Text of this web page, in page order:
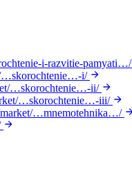
i-razvitie-pamyati…/
…skorochtenie…-i/
…skorochtenie…-ii/
…skorochtenie…-iii/
…mnemotehnika…/